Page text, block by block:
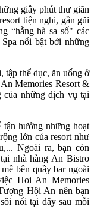
giây phút thư giãn
tiện nghi, gần gũi
“hằng hà sa số" các
nổi bật bởi những
tập thể dục, ăn uống ở
Memories Resort &
của những dịch vụ tại
hưởng những hoạt
lớn của resort như
Ngoài ra, bạn còn
nhà hàng An Bistro
bên quầy bar ngoài
Hoi An Memories
Hội An nên bạn
nổi tại đây sau mỗi